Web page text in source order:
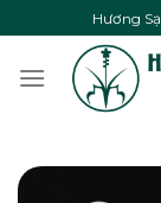
to
content
Hương